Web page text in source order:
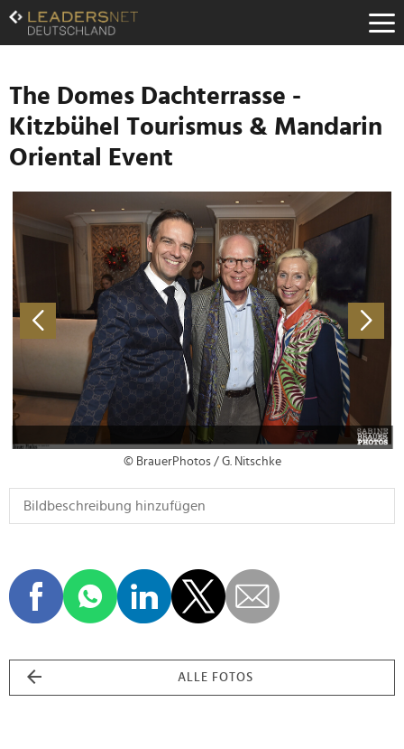
Zum
Inhalt
Zur
Navigation
Zur
Hauptnavigation
The Domes Dachterrasse -
Kitzbühel Tourismus & Mandarin
Oriental Event
© BrauerPhotos / G. Nitschke
ALLE FOTOS